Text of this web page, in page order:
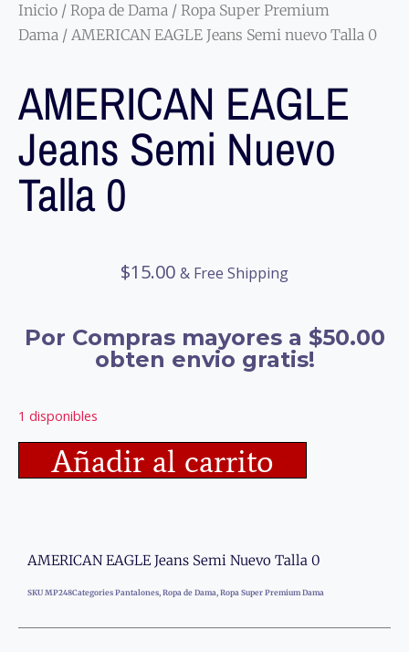
Inicio / Ropa de Dama / Ropa Super Premium
Dama / AMERICAN EAGLE Jeans Semi nuevo Talla 0
AMERICAN EAGLE
Jeans Semi Nuevo
Talla 0
$15.00 & Free Shipping
Por Compras mayores a $50.00
obten envio gratis!
1 disponibles
Añadir al carrito
AMERICAN EAGLE Jeans Semi Nuevo Talla 0
SKU MP248Categories Pantalones, Ropa de Dama, Ropa Super Premium Dama